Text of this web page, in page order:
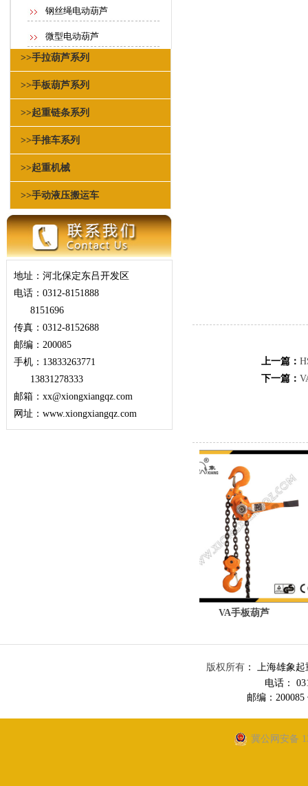
钢丝绳电动葫芦
微型电动葫芦
>>手拉葫芦系列
>>手板葫芦系列
>>起重链条系列
>>手推车系列
>>起重机械
>>手动液压搬运车
地址：河北保定东吕开发区
电话：0312-8151888
8151696
传真：0312-8152688
邮编：200085
手机：13833263771
13831278333
邮箱：xx@xiongxiangqz.com
网址：www.xiongxiangqz.com
上一篇：
下一篇：
VA手板葫芦
版权所有 ： 上海雄象
电话：
邮编：200085
冀公网安备